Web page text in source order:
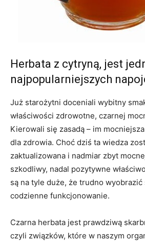
Herbata z cytryną, jest
najpopularniejszych
Już starożytni doceniali wybitny
właściwości zdrowotne, czarnej
Kierowali się zasadą – im
dla zdrowia. Choć dziś ta wiedza
zaktualizowana i nadmiar zbyt
szkodliwy, nadal pozytywne
są na tyle duże, że trudno
codzienne funkcjonowanie.
Czarna herbata jest prawdziwą
czyli związków, które w naszym